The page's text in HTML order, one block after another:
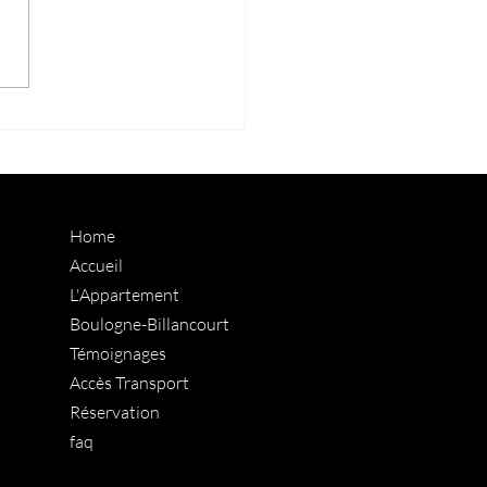
Home
Accueil
L'Appartement
Boulogne-Billancourt
Témoignages
Accès Transport
Réservation
faq